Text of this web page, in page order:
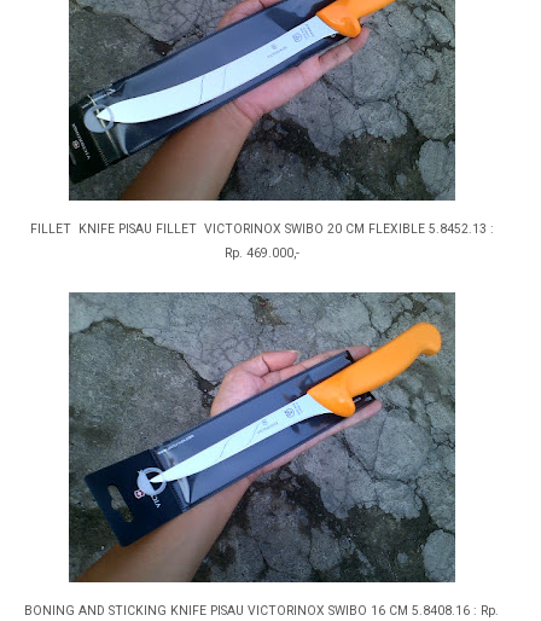
FILLET KNIFE PISAU FILLET VICTORINOX SWIBO 20 CM FLEXIBLE 5.8452.13 :
Rp. 469.000,-
BONING AND STICKING KNIFE PISAU VICTORINOX SWIBO 16 CM 5.8408.16 : Rp.